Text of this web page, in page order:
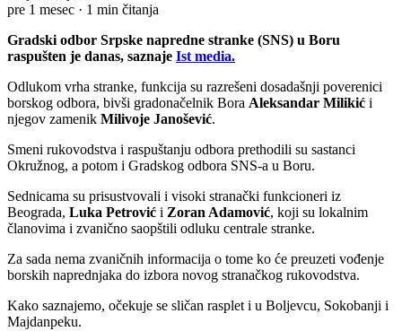
pre 1 mesec · 1 min čitanja
Gradski odbor Srpske napredne stranke (SNS) u Boru
raspušten je danas, saznaje Ist media.
​Odlukom vrha stranke, funkcija su razrešeni dosadašnji poverenici
borskog odbora, bivši gradonačelnik Bora Aleksandar Milikić i
njegov zamenik Milivoje Janošević.
​Smeni rukovodstva i raspuštanju odbora prethodili su sastanci
Okružnog, a potom i Gradskog odbora SNS-a u Boru.
Sednicama su prisustvovali i visoki stranački funkcioneri iz
Beograda, Luka Petrović i Zoran Adamović, koji su lokalnim
članovima i zvanično saopštili odluku centrale stranke.
​Za sada nema zvaničnih informacija o tome ko će preuzeti vođenje
borskih naprednjaka do izbora novog stranačkog rukovodstva.
Kako saznajemo, očekuje se sličan rasplet i u Boljevcu, Sokobanji i
Majdanpeku.